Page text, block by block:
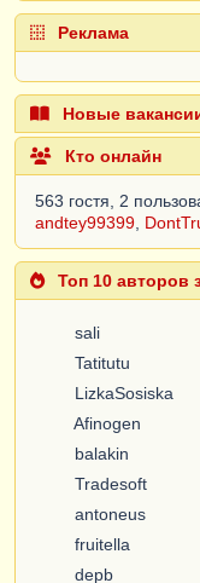
Реклама
Новые
Кто онлайн
563 гостя, 2
andtey99399,
Топ 10 авторов
sali
Tatitutu
LizkaSosiska
Afinogen
balakin
Tradesoft
antoneus
fruitella
depb